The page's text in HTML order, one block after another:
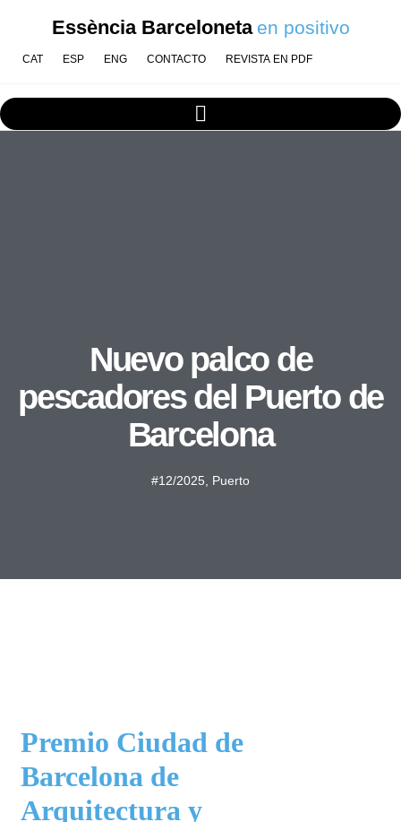
Essència Barceloneta en positivo
CAT ESP ENG CONTACTO REVISTA EN PDF
Nuevo palco de
pescadores del Puerto de
Barcelona
#12/2025 Puerto
Premio Ciudad de
Barcelona de
Arquitectura y